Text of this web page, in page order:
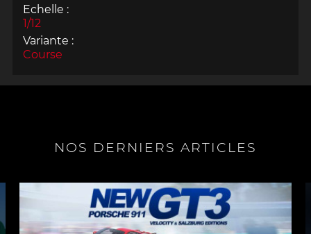
Echelle :
1/12
Variante :
Course
NOS DERNIERS ARTICLES